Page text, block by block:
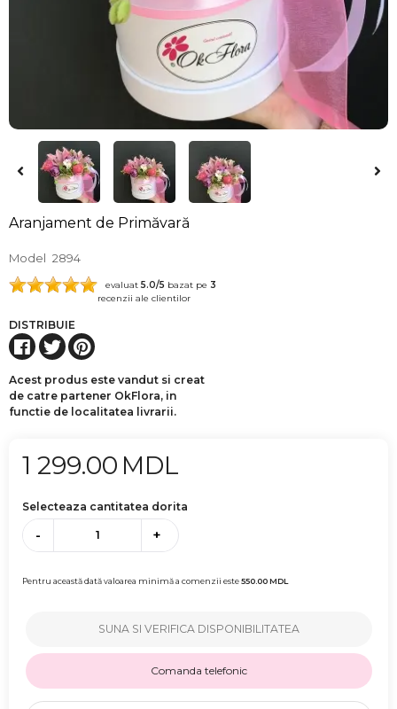
Aranjament de Primăvară
Model 2894
evaluat 5.0/5 bazat pe 3
recenzii ale clientilor
DISTRIBUIE
Acest produs este vandut si creat
de catre partener OkFlora, in
functie de localitatea livrarii.
1 299.00 MDL
Selecteaza cantitatea dorita
- +
Pentru această dată valoarea minimă a comenzii este550.00MDL
SUNA SI VERIFICA DISPONIBILITATEA
Comanda telefonic